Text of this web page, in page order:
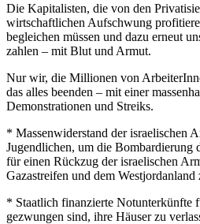
Die Kapitalisten, die von den
wirtschaftlichen Aufschwung
begleichen müssen und dazu erneut
zahlen – mit Blut und Armut.
Nur wir, die Millionen von
das alles beenden – mit einer
Demonstrationen und Streiks.
* Massenwiderstand der israelischen
Jugendlichen, um die Bombardierung
für einen Rückzug der israelischen
Gazastreifen und dem Westjordanland
* Staatlich finanzierte Notunterkünfte
gezwungen sind, ihre Häuser zu